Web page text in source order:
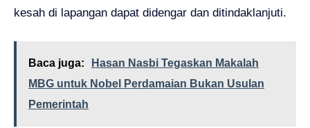
kesah di lapangan dapat didengar dan ditindaklanjuti.
Baca juga:
Hasan Nasbi Tegaskan Makalah
MBG untuk Nobel Perdamaian Bukan Usulan
Pemerintah